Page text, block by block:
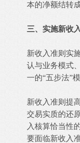
本的净额结转成
三、实施新收
新收入准则实
认与业务模式
一的“五步法”
新收入准则提
交易实质的还
入核算恰当性
要面临新收入